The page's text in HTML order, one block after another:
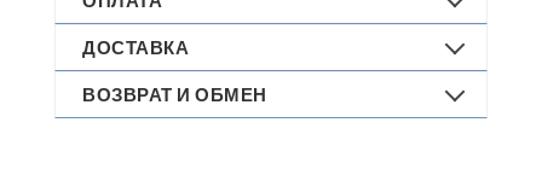
ДОСТАВКА
ВОЗВРАТ И ОБМЕН